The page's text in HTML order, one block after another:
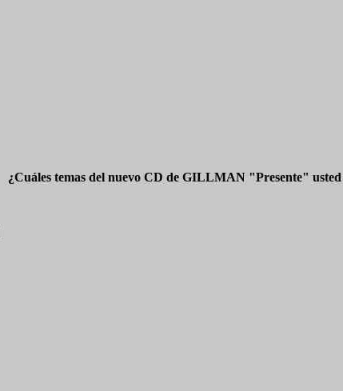
¿Cuáles temas del nuevo CD de GILLMAN "Presente"